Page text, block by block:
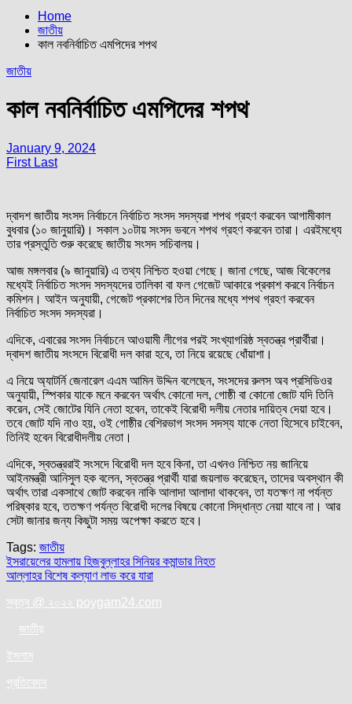
Home
জাতীয়
কাল নবনির্বাচিত এমপিদের শপথ
জাতীয়
কাল নবনির্বাচিত এমপিদের শপথ
January 9, 2024
First Last
দ্বাদশ জাতীয় সংসদ নির্বাচনে নির্বাচিত সংসদ সদস্যরা শপথ গ্রহণ করবেন আগামীকাল
বুধবার (১০ জানুয়ারি)। সকাল ১০টায় সংসদ ভবনে শপথ গ্রহণ করবেন তারা। এরইমধ্যে
তার প্রস্তুতি শুরু করেছে জাতীয় সংসদ সচিবালয়।
আজ মঙ্গলবার (৯ জানুয়ারি) এ তথ্য নিশ্চিত হওয়া গেছে। জানা গেছে, আজ বিকেলের
মধ্যেই নির্বাচিত সংসদ সদস্যদের তালিকা বা ফল গেজেট আকারে প্রকাশ করবে নির্বাচন
কমিশন। আইন অনুযায়ী, গেজেট প্রকাশের তিন দিনের মধ্যে শপথ গ্রহণ করবেন
নির্বাচিত সংসদ সদস্যরা।
এদিকে, এবারের সংসদ নির্বাচনে আওয়ামী লীগের পরই সংখ্যাগরিষ্ঠ স্বতন্ত্র প্রার্থীরা।
দ্বাদশ জাতীয় সংসদে বিরোধী দল কারা হবে, তা নিয়ে রয়েছে ধোঁয়াশা।
এ নিয়ে অ্যাটর্নি জেনারেল এএম আমিন উদ্দিন বলেছেন, সংসদের রুলস অব প্রসিডিওর
অনুযায়ী, স্পিকার যাকে মনে করবেন অর্থাৎ কোনো দল, গোষ্ঠী বা কোনো জোট যদি তিনি
করেন, সেই জোটের যিনি নেতা হবেন, তাকেই বিরোধী দলীয় নেতার দায়িত্ব দেয়া হবে।
তবে জোট যদি নাও হয়, ওই গোষ্ঠীর বেশিরভাগ সংসদ সদস্য যাকে নেতা হিসেবে চাইবেন,
তিনিই হবেন বিরোধীদলীয় নেতা।
এদিকে, স্বতন্ত্ররাই সংসদে বিরোধী দল হবে কিনা, তা এখনও নিশ্চিত নয় জানিয়ে
আইনমন্ত্রী আনিসুল হক বলেন, স্বতন্ত্র প্রার্থী যারা জয়লাভ করেছেন, তাদের অবস্থান কী
অর্থাৎ তারা একসাথে জোট করবেন নাকি আলাদা আলাদা থাকবেন, তা যতক্ষণ না পর্যন্ত
পরিষ্কার হবে, ততক্ষণ পর্যন্ত বিরোধী দলের বিষয়ে কোনো সিদ্ধান্ত নেয়া যাবে না। আর
সেটা জানার জন্য কিছুটা সময় অপেক্ষা করতে হবে।
Tags: জাতীয়
Post
navigation
ইসরায়েলের হামলায় হিজবুল্লাহর সিনিয়র কমান্ডার নিহত
আল্লাহর বিশেষ কল্যাণ লাভ করে যারা
স্বত্ব @ ২০২২ poygam24.com
জাতীয়
ইসলাম
প্রতিবেদন